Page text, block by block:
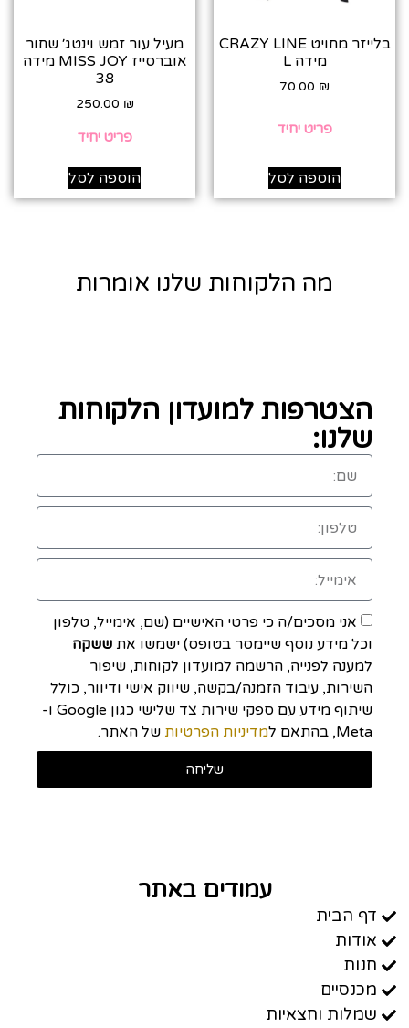
בלייזר מחויט CRAZY LINE
מידה L
70.00 ₪
פריט יחיד
הוספה לסל
מעיל עור זמש וינטג׳ שחור
אוברסייז MISS JOY מידה
38‎
250.00 ₪
פריט יחיד
הוספה לסל
מה הלקוחות שלנו אומרות
הצטרפות למועדון הלקוחות
שלנו:
אני מסכים/ה כי פרטי האישיים (שם, אימייל, טלפון
וכל מידע נוסף שיימסר בטופס) ישמשו את ששקה
למענה לפנייה, הרשמה למועדון לקוחות, שיפור
השירות, עיבוד הזמנה/בקשה, שיווק אישי ודיוור, כולל
שיתוף מידע עם ספקי שירות צד שלישי כגון Google ו-
Meta, בהתאם ל
מדיניות הפרטיות של האתר.
שליחה
עמודים באתר
דף הבית
אודות
חנות
מכנסיים
שמלות וחצאיות